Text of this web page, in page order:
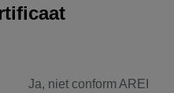
Ja, niet conform AREI